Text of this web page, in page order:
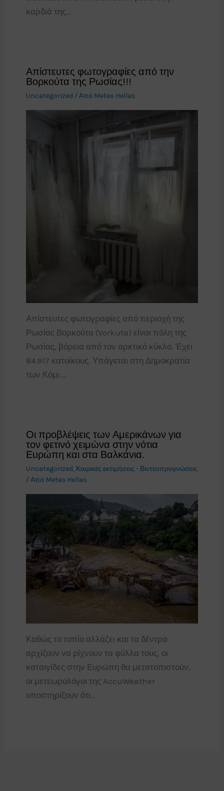
καρδιά της…
Απίστευτες φωτογραφίες από την
Βορκούτα της Ρωσίας!!!
Uncategorized / Από Meteo Hellas
Απίστευτες φωτογραφίες από περιοχή της
Ρωσίας Βορκούτα (Vorkuta) είναι πόλη της
Ρωσίας, βόρεια από τον αρκτικό κύκλο. Έχει
84.917 κατοίκους. Υπάγεται στη Δημοκρατία
των Κόμι.…
Οι προβλέψεις των Αμερικάνων για
τον φετινό χειμώνα στην νότια
Ευρώπη και στα Βαλκάνια.
Uncategorized, Καιρικές εκτιμήσεις - Βιντεοπρογνώσεις
/ Από Meteo Hellas
Καθώς το τοπίο αλλάζει και τα δέντρα
αρχίζουν να ρίχνουν τα φύλλα τους, οι
καταιγίδες στην Ευρώπη θα μετατοπιστούν,
οι μετεωρολόγοι της AccuWeather
υποστηρίζουν ότι…